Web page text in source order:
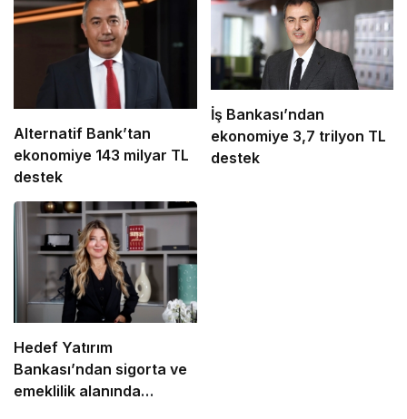
Alternatif Bank’tan
ekonomiye 143 milyar TL
destek
İş Bankası’ndan
ekonomiye 3,7 trilyon TL
destek
Hedef Yatırım
Bankası’ndan sigorta ve
emeklilik alanında